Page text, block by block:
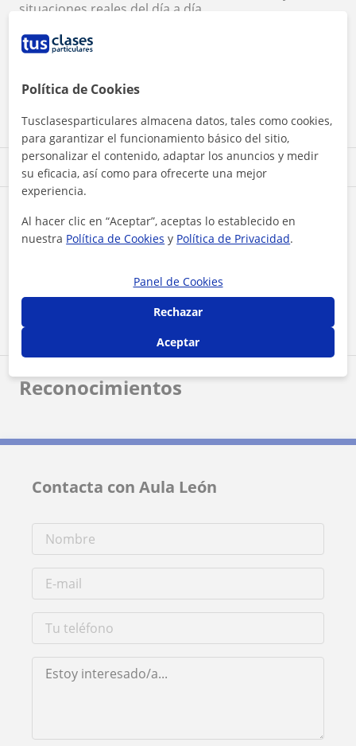
Disponibilidad
Lu Ma Mi Ju Vi Sá
Mediodía
Tarde
situaciones reales del día a día
📞 Contáctanos sin compromiso
📍 Estamos en Avda. Independencia, 2 – 2ª planta,
esperamos en AulaLeón!
Reconocimientos
Contacta con Aula León
Política de Cookies
Tusclasesparticulares almacena datos, tales como cookies,
para garantizar el funcionamiento básico del sitio,
personalizar el contenido, adaptar los anuncios y medir
su eficacia, así como para ofrecerte una mejor
experiencia.
Al hacer clic en “Aceptar”, aceptas lo establecido en
nuestra Política de Cookies y Política de Privacidad.
Panel de Cookies
Rechazar
Aceptar